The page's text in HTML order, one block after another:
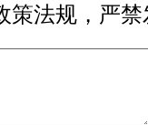
策法规，严